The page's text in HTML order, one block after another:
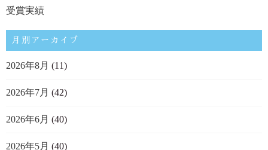
受賞実績
月別アーカイブ
2026年8月 (11)
2026年7月 (42)
2026年6月 (40)
2026年5月 (40)